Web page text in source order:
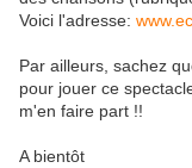
Voici l'adresse:
Par ailleurs, sachez
pour jouer ce
m'en faire part !!
A bientôt